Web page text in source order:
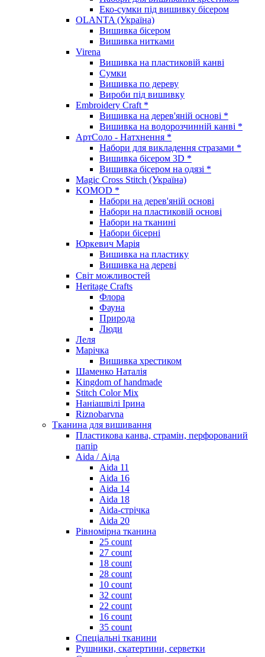
Еко-сумки під вишивку бісером
OLANTA (Україна)
Вишивка бісером
Вишивка нитками
Virena
Вишивка на пластиковій канві
Сумки
Вишивка по дереву
Вироби під вишивку
Embroidery Craft *
Вишивка на дерев'яній основі *
Вишивка на водорозчинній канві *
АртСоло - Натхнення *
Набори для викладення стразами *
Вишивка бісером 3D *
Вишивка бісером на одязі *
Magic Cross Stitch (Україна)
KOMOD *
Набори на дерев'яній основі
Набори на пластиковій основі
Набори на тканині
Набори бісерні
Юркевич Марія
Вишивка на пластику
Вишивка на дереві
Світ можливостей
Heritage Crafts
Флора
Фауна
Природа
Люди
Леля
Марічка
Вишивка хрестиком
Шаменко Наталія
Kingdom of handmade
Stitch Color Mix
Наніашвілі Ірина
Riznobarvna
Тканина для вишивання
Пластикова канва, страмін, перфорований
папір
Aida / Аіда
Aida 11
Aida 16
Aida 14
Aida 18
Aida-стрічка
Aida 20
Рівномірна тканина
25 count
27 count
18 count
28 count
10 count
32 count
22 count
16 count
35 count
Спеціальні тканини
Рушники, скатертини, серветки